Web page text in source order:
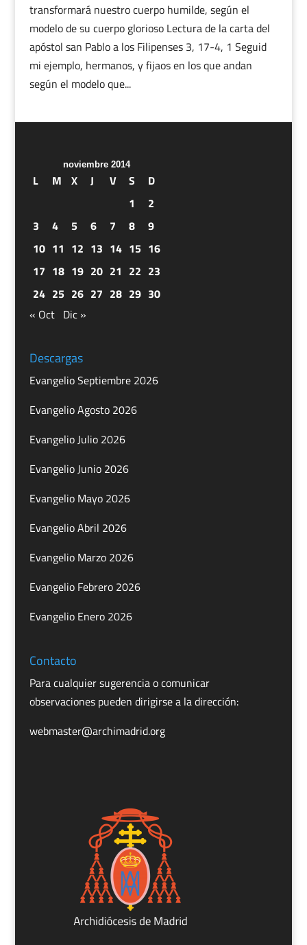
transformará nuestro cuerpo humilde, según el
modelo de su cuerpo glorioso Lectura de la carta del
apóstol san Pablo a los Filipenses 3, 17-4, 1 Seguid
mi ejemplo, hermanos, y fijaos en los que andan
según el modelo que...
noviembre 2014
L M X J V S
D
1
2
3
4 5 6 7 8
9
10 11 12 13 14 15 16
17 18 19 20 21 22 23
24 25 26 27 28 29 30
« Oct Dic »
Descargas
Evangelio Septiembre 2026
Evangelio Agosto 2026
Evangelio Julio 2026
Evangelio Junio 2026
Evangelio Mayo 2026
Evangelio Abril 2026
Evangelio Marzo 2026
Evangelio Febrero 2026
Evangelio Enero 2026
Contacto
Para cualquier sugerencia o comunicar
observaciones pueden dirigirse a la dirección:
webmaster@archimadrid.org